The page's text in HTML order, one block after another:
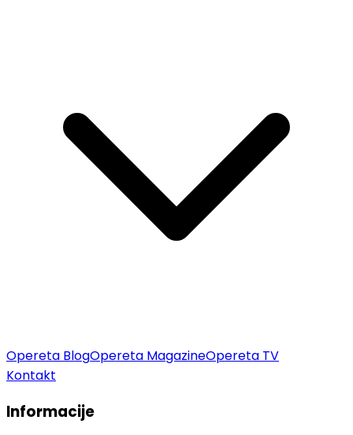
Opereta BlogOpereta MagazineOpereta TV
Kontakt
Informacije